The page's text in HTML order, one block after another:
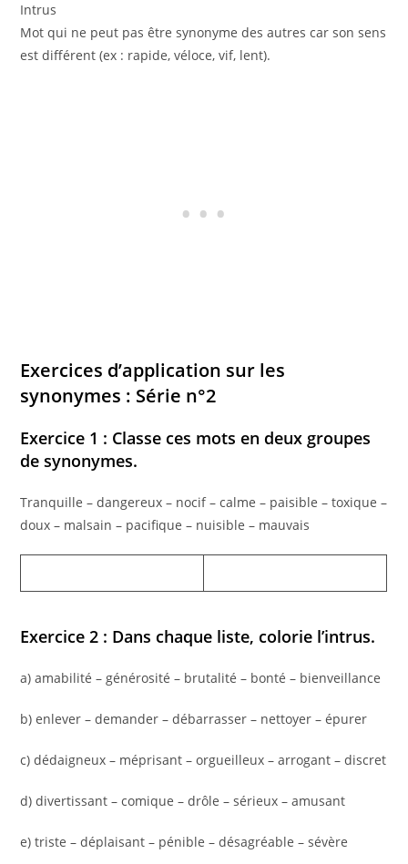
Intrus
Mot qui ne peut pas être synonyme des autres car son sens
est différent (ex : rapide, véloce, vif, lent).
Exercices d’application sur les
synonymes : Série n°2
Exercice 1 : Classe ces mots en deux groupes
de synonymes.
Tranquille – dangereux – nocif – calme – paisible – toxique –
doux – malsain – pacifique – nuisible – mauvais
Exercice 2 : Dans chaque liste, colorie l’intrus.
a) amabilité – générosité – brutalité – bonté – bienveillance
b) enlever – demander – débarrasser – nettoyer – épurer
c) dédaigneux – méprisant – orgueilleux – arrogant – discret
d) divertissant – comique – drôle – sérieux – amusant
e) triste – déplaisant – pénible – désagréable – sévère